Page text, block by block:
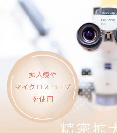
拡大鏡や
マイクロスコープ
を使用
精密拡